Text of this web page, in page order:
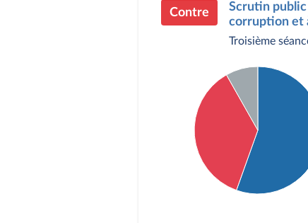
Contre
Scrutin
corruption et
Troisième